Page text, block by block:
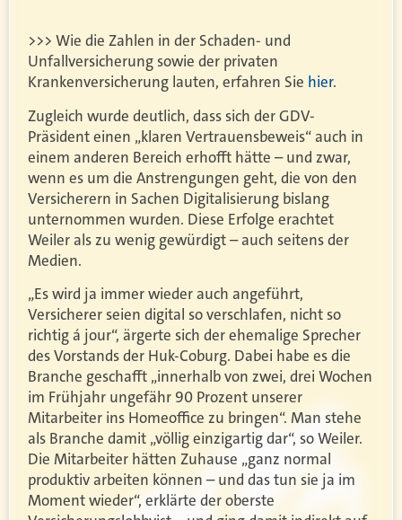
>>> Wie die Zahlen in der Schaden- und
Unfallversicherung sowie der privaten
Krankenversicherung lauten, erfahren Sie hier.
Zugleich wurde deutlich, dass sich der GDV-
Präsident einen „klaren Vertrauensbeweis“ auch in
einem anderen Bereich erhofft hätte – und zwar,
wenn es um die Anstrengungen geht, die von den
Versicherern in Sachen Digitalisierung bislang
unternommen wurden. Diese Erfolge erachtet
Weiler als zu wenig gewürdigt – auch seitens der
Medien.
„Es wird ja immer wieder auch angeführt,
Versicherer seien digital so verschlafen, nicht so
richtig á jour“, ärgerte sich der ehemalige Sprecher
des Vorstands der Huk-Coburg. Dabei habe es die
Branche geschafft „innerhalb von zwei, drei Wochen
im Frühjahr ungefähr 90 Prozent unserer
Mitarbeiter ins Homeoffice zu bringen“. Man stehe
als Branche damit „völlig einzigartig dar“, so Weiler.
Die Mitarbeiter hätten Zuhause „ganz normal
produktiv arbeiten können – und das tun sie ja im
Moment wieder“, erklärte der oberste